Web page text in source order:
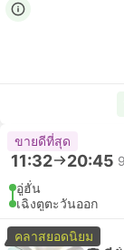
ขายดีที่สุด
11:32 20:45
อู่ฮั่น
เฉิงตูตะวันออก
คลาสยอดนิยม